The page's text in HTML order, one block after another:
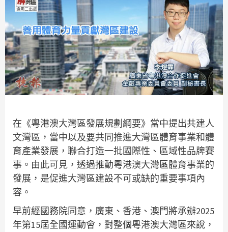
在《粵港澳大灣區發展規劃綱要》當中提出共建人
文灣區，當中以及要共同推進大灣區體育事業和體
育產業發展，聯合打造一批國際性、區域性品牌賽
事。由此可見，透過推動粵港澳大灣區體育事業的
發展，是促進大灣區建設不可或缺的重要事項內
容。
早前經國務院同意，廣東、香港、澳門將承辦2025
年第15屆全國運動會，對整個粵港澳大灣區來說，